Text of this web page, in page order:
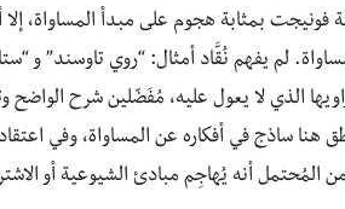
فونيجت بمثابة هجوم على مبدأ المساواة،
لم يفهم نُقَّاد أمثال: “روي تاوسند” و
الذي لا يعول عليه، مُفَضّلين شرح
هنا ساذج في أفكاره عن المساواة، وفي
أنه يُهاجِم مبادئ الشيوعية أو